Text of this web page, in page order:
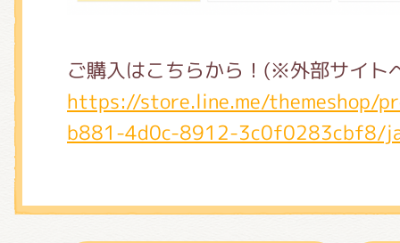
ご購入はこちらから！(※外部サイト
https://store.line.me/themeshop/
b881-4d0c-8912-3c0f0283cbf8/